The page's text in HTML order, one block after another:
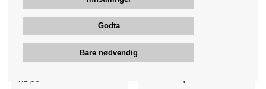
Harpo - Songwriter
Harpo
Kansas - All Just Dust In
Godta
Bare nødvendig